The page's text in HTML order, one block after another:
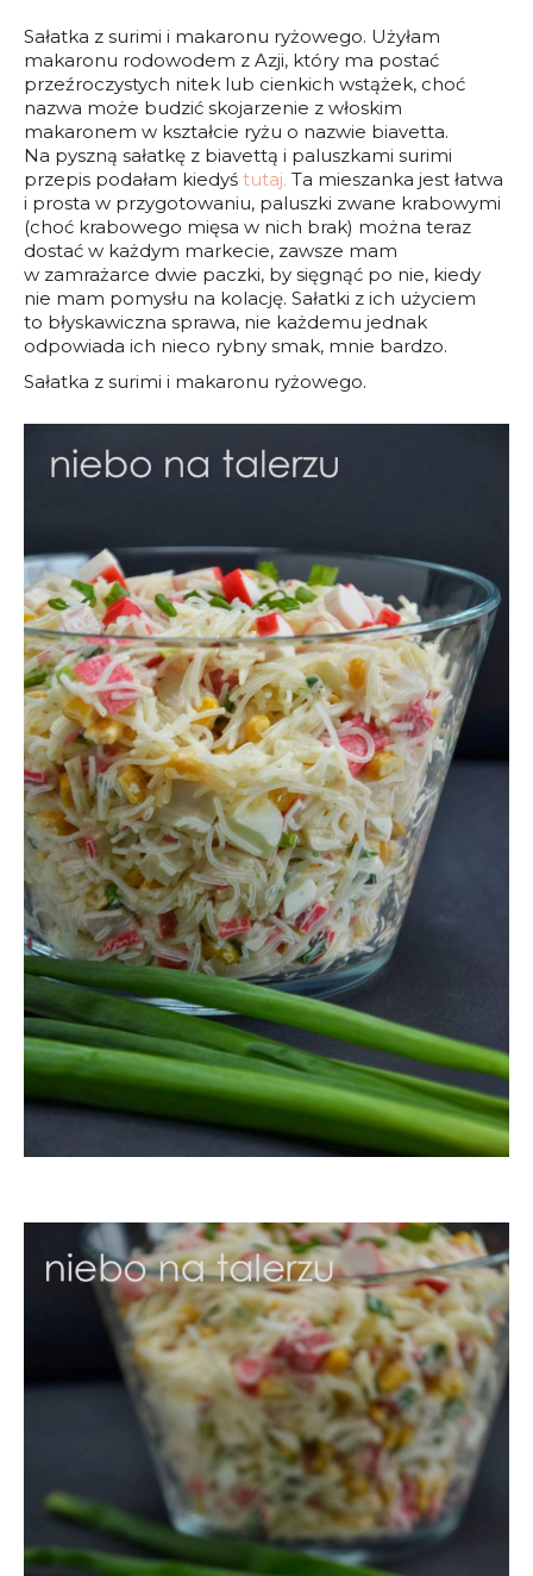
Sałatka z surimi i makaronu ryżowego. Użyłam
makaronu rodowodem z Azji, który ma postać
przeźroczystych nitek lub cienkich wstążek, choć
nazwa może budzić skojarzenie z włoskim
makaronem w kształcie ryżu o nazwie biavetta.
Na pyszną sałatkę z biavettą i paluszkami surimi
przepis podałam kiedyś tutaj. Ta mieszanka jest łatwa
i prosta w przygotowaniu, paluszki zwane krabowymi
(choć krabowego mięsa w nich brak) można teraz
dostać w każdym markecie, zawsze mam
w zamrażarce dwie paczki, by sięgnąć po nie, kiedy
nie mam pomysłu na kolację. Sałatki z ich użyciem
to błyskawiczna sprawa, nie każdemu jednak
odpowiada ich nieco rybny smak, mnie bardzo.
Sałatka z surimi i makaronu ryżowego.